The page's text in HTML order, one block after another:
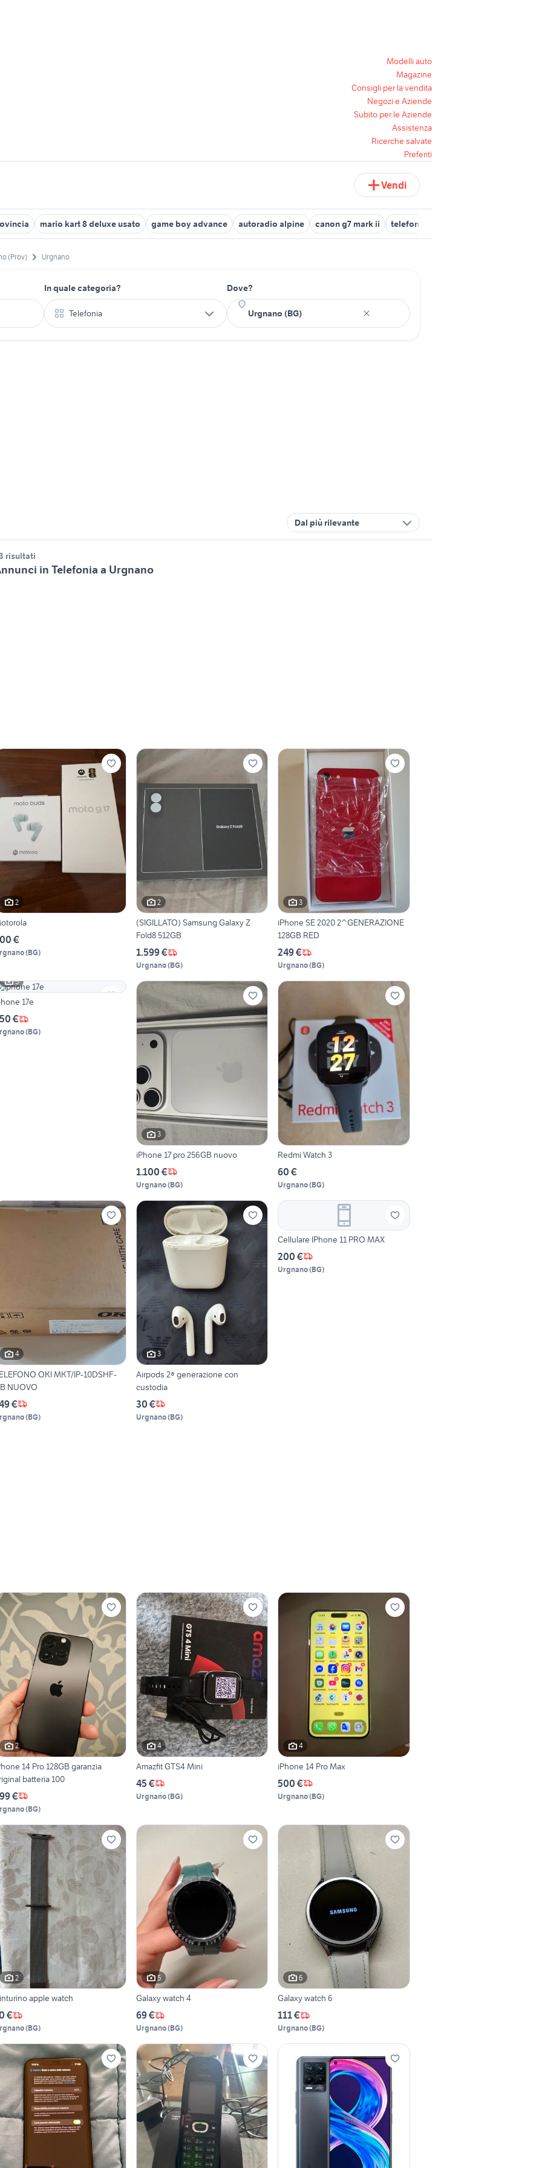
Modelli auto
Magazine
Consigli per la vendita
Negozi e Aziende
Subito per le Aziende
Assistenza
Ricerche salvate
Preferiti
Vendi
mario kart 8 deluxe usato game boy advance autoradio alpine canon g7 mark ii telefonia Matera provincia
(Prov) Urgnano
In quale categoria?
Telefonia
Dove?
Dal più rilevante
risultati
in Telefonia a Urgnano
2
€
(BG)
2
(SIGILLATO) Samsung Galaxy Z
Fold8 512GB
1.599 €
Urgnano(BG)
3
iPhone SE 2020 2^GENERAZIONE
128GB RED
249 €
Urgnano(BG)
5
17e
€
(BG)
3
iPhone 17 pro 256GB nuovo
1.100 €
Urgnano(BG)
Redmi Watch 3
60 €
Urgnano(BG)
4
OKI MKT/IP-10DSHF-
NUOVO
€
(BG)
3
Airpods 2ª generazione con
custodia
30 €
Urgnano(BG)
Cellulare IPhone 11 PRO MAX
200 €
Urgnano(BG)
2
14 Pro 128GB garanzia
batteria 100
€
(BG)
4
Amazfit GTS4 Mini
45 €
Urgnano(BG)
4
iPhone 14 Pro Max
500 €
Urgnano(BG)
2
apple watch
€
(BG)
5
Galaxy watch 4
69 €
Urgnano(BG)
6
Galaxy watch 6
111 €
Urgnano(BG)